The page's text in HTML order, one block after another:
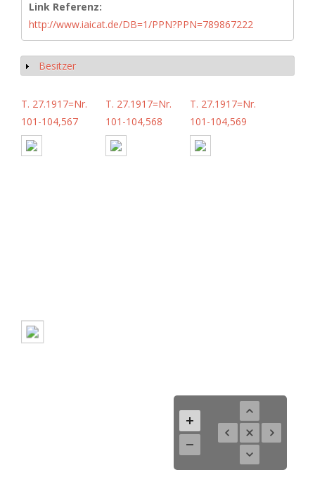
Link Referenz:
http://www.iaicat.de/DB=1/PPN?PPN=789867222
Show
Besitzer
T. 27.1917=Nr.
101-104,567
T. 27.1917=Nr.
101-104,568
T. 27.1917=Nr.
101-104,569